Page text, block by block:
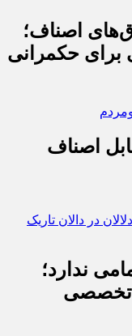
اصناف؛
برای حکمرانی
اصناف
ندارد؛
تخصصی